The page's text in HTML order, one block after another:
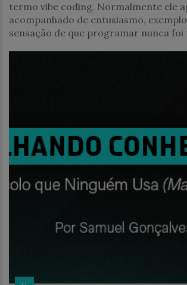
termo vibe coding. Normalmente ele
acompanhado de entusiasmo,
sensação de que programar nunca foi